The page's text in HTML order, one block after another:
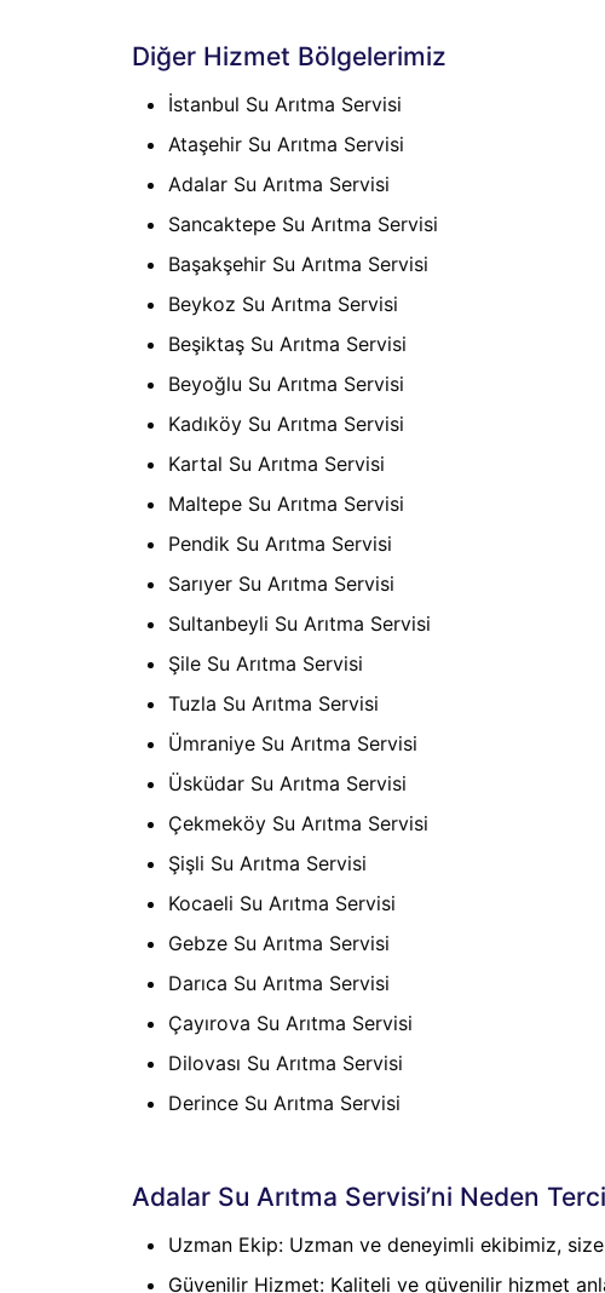
Diğer Hizmet Bölgelerimiz
İstanbul Su Arıtma Servisi
Ataşehir Su Arıtma Servisi
Adalar Su Arıtma Servisi
Sancaktepe Su Arıtma Servisi
Başakşehir Su Arıtma Servisi
Beykoz Su Arıtma Servisi
Beşiktaş Su Arıtma Servisi
Beyoğlu Su Arıtma Servisi
Kadıköy Su Arıtma Servisi
Kartal Su Arıtma Servisi
Maltepe Su Arıtma Servisi
Pendik Su Arıtma Servisi
Sarıyer Su Arıtma Servisi
Sultanbeyli Su Arıtma Servisi
Şile Su Arıtma Servisi
Tuzla Su Arıtma Servisi
Ümraniye Su Arıtma Servisi
Üsküdar Su Arıtma Servisi
Çekmeköy Su Arıtma Servisi
Şişli Su Arıtma Servisi
Kocaeli Su Arıtma Servisi
Gebze Su Arıtma Servisi
Darıca Su Arıtma Servisi
Çayırova Su Arıtma Servisi
Dilovası Su Arıtma Servisi
Derince Su Arıtma Servisi
Adalar Su Arıtma Servisi’ni Neden
Uzman Ekip: Uzman ve deneyimli ekibimiz,
Güvenilir Hizmet: Kaliteli ve güvenilir hizmet